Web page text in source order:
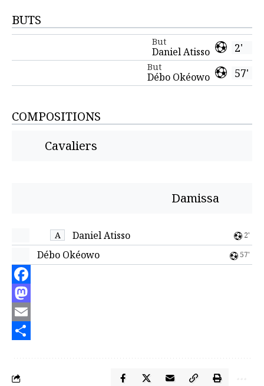
BUTS
2'
But
Daniel Atisso
57'
But
Débo Okéowo
COMPOSITIONS
Cavaliers
Damissa
A Daniel Atisso 2'
Débo Okéowo 57'
Facebook
Mastodon
Email